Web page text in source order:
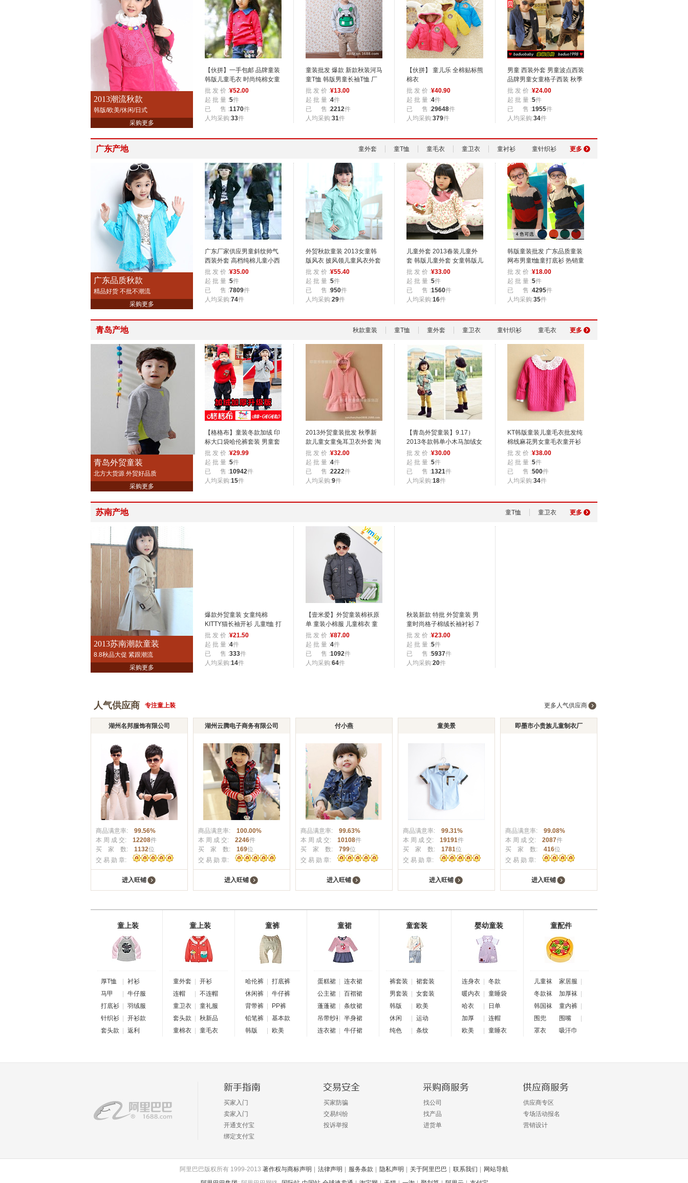
2013潮流秋款
韩版/欧美/休闲/日式
采购更多
【伙拼】一手包邮 品牌童装
韩版儿童毛衣 时尚纯棉女童
长袖毛衣
批 发 价 :¥52.00
起 批 量 :5件
已 售 :1170件
人均采购:33件
童装批发 爆款 新款秋装河马
童T恤 韩版男童长袖T恤 厂
家直销
批 发 价 :¥13.00
起 批 量 :4件
已 售 :2212件
人均采购:31件
【伙拼】 童儿乐 全棉贴标熊
棉衣
批 发 价 :¥40.90
起 批 量 :4件
已 售 :29648件
人均采购:379件
男童 西装外套 男童波点西装
品牌男童女童格子西装 秋季
童外套
批 发 价 :¥24.00
起 批 量 :5件
已 售 :1955件
人均采购:34件
广东产地 更多
童外套 童T恤 童毛衣 童卫衣 童衬衫 童针织衫
广东品质秋款
精品好货 不批不潮流
采购更多
广东厂家供应男童斜纹帅气
西装外套 高档纯棉儿童小西
装外套批发
批 发 价 :¥35.00
起 批 量 :5件
已 售 :7809件
人均采购:74件
外贸秋款童装 2013女童韩
版风衣 披风领儿童风衣外套
批发
批 发 价 :¥55.40
起 批 量 :5件
已 售 :950件
人均采购:29件
儿童外套 2013春装儿童外
套 韩版儿童外套 女童韩版儿
童外套
批 发 价 :¥33.00
起 批 量 :5件
已 售 :1560件
人均采购:16件
韩版童装批发 广东品质童装
网布男童t恤童打底衫 热销童
装
批 发 价 :¥18.00
起 批 量 :5件
已 售 :4295件
人均采购:35件
青岛产地 更多
秋款童装 童T恤 童外套 童卫衣 童针织衫 童毛衣
青岛外贸童装
北方大货源 外贸好品质
采购更多
【格格布】童装冬款加绒 印
标大口袋哈伦裤套装 男童套
装
批 发 价 :¥29.99
起 批 量 :5件
已 售 :10942件
人均采购:15件
2013外贸童装批发 秋季新
款儿童女童兔耳卫衣外套 淘
宝爆款 1659
批 发 价 :¥32.00
起 批 量 :4件
已 售 :2222件
人均采购:9件
【青岛外贸童装】9.17）
2013冬款韩单小木马加绒女
童T恤-5730
批 发 价 :¥30.00
起 批 量 :5件
已 售 :1321件
人均采购:18件
KT韩版童装儿童毛衣批发纯
棉线麻花男女童毛衣童开衫
爆款
批 发 价 :¥38.00
起 批 量 :5件
已 售 :500件
人均采购:34件
苏南产地 更多
童T恤 童卫衣
2013苏南潮款童装
8.8秋品大促 紧跟潮流
采购更多
爆款外贸童装 女童纯棉
KITTY猫长袖开衫 儿童t恤 打
底衫
批 发 价 :¥21.50
起 批 量 :4件
已 售 :333件
人均采购:14件
【壹米爱】外贸童装棉袄原
单 童装小棉服 儿童棉衣 童
装冬季外套
批 发 价 :¥87.00
起 批 量 :4件
已 售 :1092件
人均采购:64件
秋装新款 特批 外贸童装 男
童时尚格子棉绒长袖衬衫 7
色 X008
批 发 价 :¥23.00
起 批 量 :5件
已 售 :5937件
人均采购:20件
人气供应商 专注童上装 更多人气供应商
湖州名邦服饰有限公司
商品满意率: 99.56%
本 周 成 交: 12208件
买 家 数: 1132位
交 易 勋 章:
进入旺铺
湖州云腾电子商务有限公司
商品满意率: 100.00%
本 周 成 交: 2246件
买 家 数: 169位
交 易 勋 章:
进入旺铺
付小燕
商品满意率: 99.63%
本 周 成 交: 10108件
买 家 数: 799位
交 易 勋 章:
进入旺铺
童美景
商品满意率: 99.31%
本 周 成 交: 19191件
买 家 数: 1781位
交 易 勋 章:
进入旺铺
即墨市小贵族儿童制衣厂
商品满意率: 99.08%
本 周 成 交: 2087件
买 家 数: 416位
交 易 勋 章:
进入旺铺
童上装
厚T恤
衬衫
马甲
牛仔服
打底衫
羽绒服
针织衫
开衫款
套头款
返利
童上装
童外套
开衫
连帽
不连帽
童卫衣
童礼服
套头款
秋新品
童棉衣
童毛衣
童裤
哈伦裤
打底裤
休闲裤
牛仔裤
背带裤
PP裤
铅笔裤
基本款
韩版
欧美
童裙
蛋糕裙
连衣裙
公主裙
百褶裙
蓬蓬裙
条纹裙
吊带纱裙
半身裙
连衣裙
牛仔裙
童套装
裤套装
裙套装
男套装
女套装
韩版
欧美
休闲
运动
纯色
条纹
婴幼童装
连身衣
冬款
暖内衣
童睡袋
哈衣
日单
加厚
连帽
欧美
童睡衣
童配件
儿童袜 家居服
冬款袜
加厚袜
韩国袜
童内裤
围兜
围嘴
罩衣
吸汗巾
买家入门
卖家入门
开通支付宝
绑定支付宝
买家防骗
交易纠纷
投诉举报
找公司
找产品
进货单
供应商专区
专场活动报名
营销设计
阿里巴巴版权所有 1999-2013 著作权与商标声明 法律声明 服务条款 隐私声明 关于阿里巴巴 联系我们
网站导航